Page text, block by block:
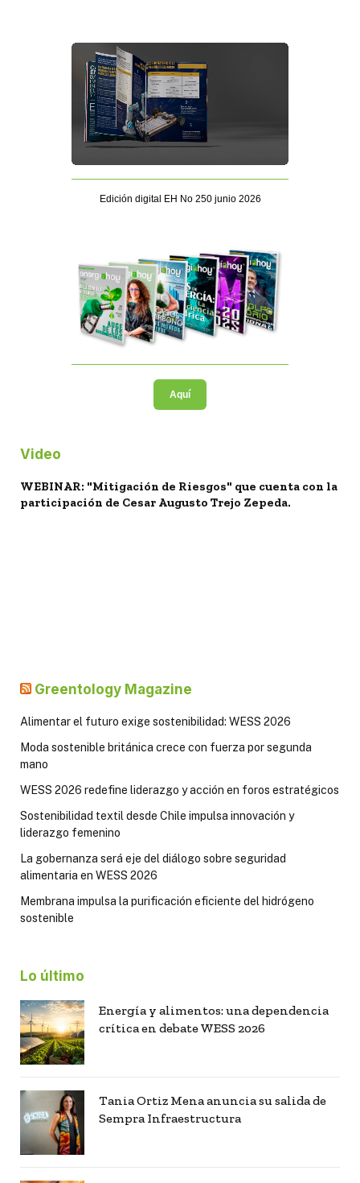
Edición digital EH No 250 junio 2026
Aquí
Video
WEBINAR: "Mitigación de Riesgos" que cuenta con la
participación de Cesar Augusto Trejo Zepeda.
Greentology Magazine
Alimentar el futuro exige sostenibilidad: WESS 2026
Moda sostenible británica crece con fuerza por segunda
mano
WESS 2026 redefine liderazgo y acción en foros estratégicos
Sostenibilidad textil desde Chile impulsa innovación y
liderazgo femenino
La gobernanza será eje del diálogo sobre seguridad
alimentaria en WESS 2026
Membrana impulsa la purificación eficiente del hidrógeno
sostenible
Lo último
Energía y alimentos: una dependencia
crítica en debate WESS 2026
Tania Ortiz Mena anuncia su salida de
Sempra Infraestructura